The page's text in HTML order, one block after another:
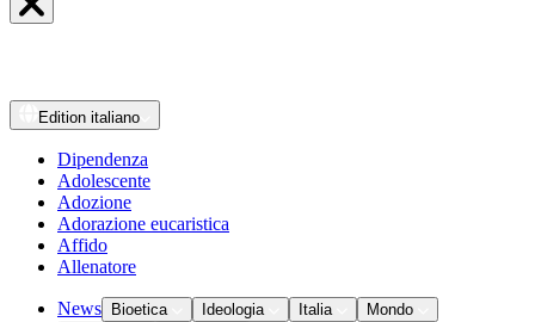
Edition italiano
Dipendenza
Adolescente
Adozione
Adorazione eucaristica
Affido
Allenatore
News Bioetica Ideologia Italia
Mondo